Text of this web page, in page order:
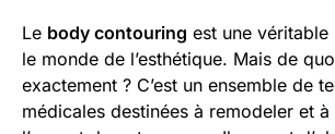
Le body contouring est une
le monde de l’esthétique. Mais de
exactement ? C’est un ensemble de
médicales destinées à remodeler et